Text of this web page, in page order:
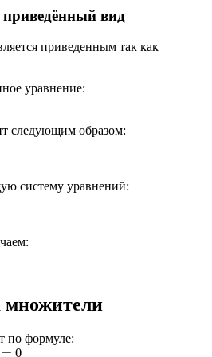
вид
приведенным так как
уравнение:
следующим образом:
систему уравнений:
множители
по формуле: